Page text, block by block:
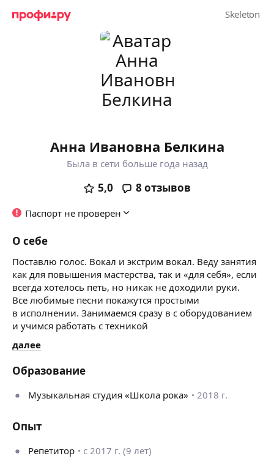
Анна Ивановна Белкина
Была в сети больше года назад
5,0 8 отзывов
Паспорт не проверен
О себе
Поставлю голос. Вокал и экстрим вокал. Веду занятия
как для повышения мастерства, так и «для себя», если
всегда хотелось петь, но никак не доходили руки.
Все любимые песни покажутся простыми
в исполнении. Занимаемся сразу в с оборудованием
и учимся работать с техникой
далее
Образование
Музыкальная студия «Школа рока» 2018 г.
Опыт
Репетитор
с 2017 г. (9 лет)